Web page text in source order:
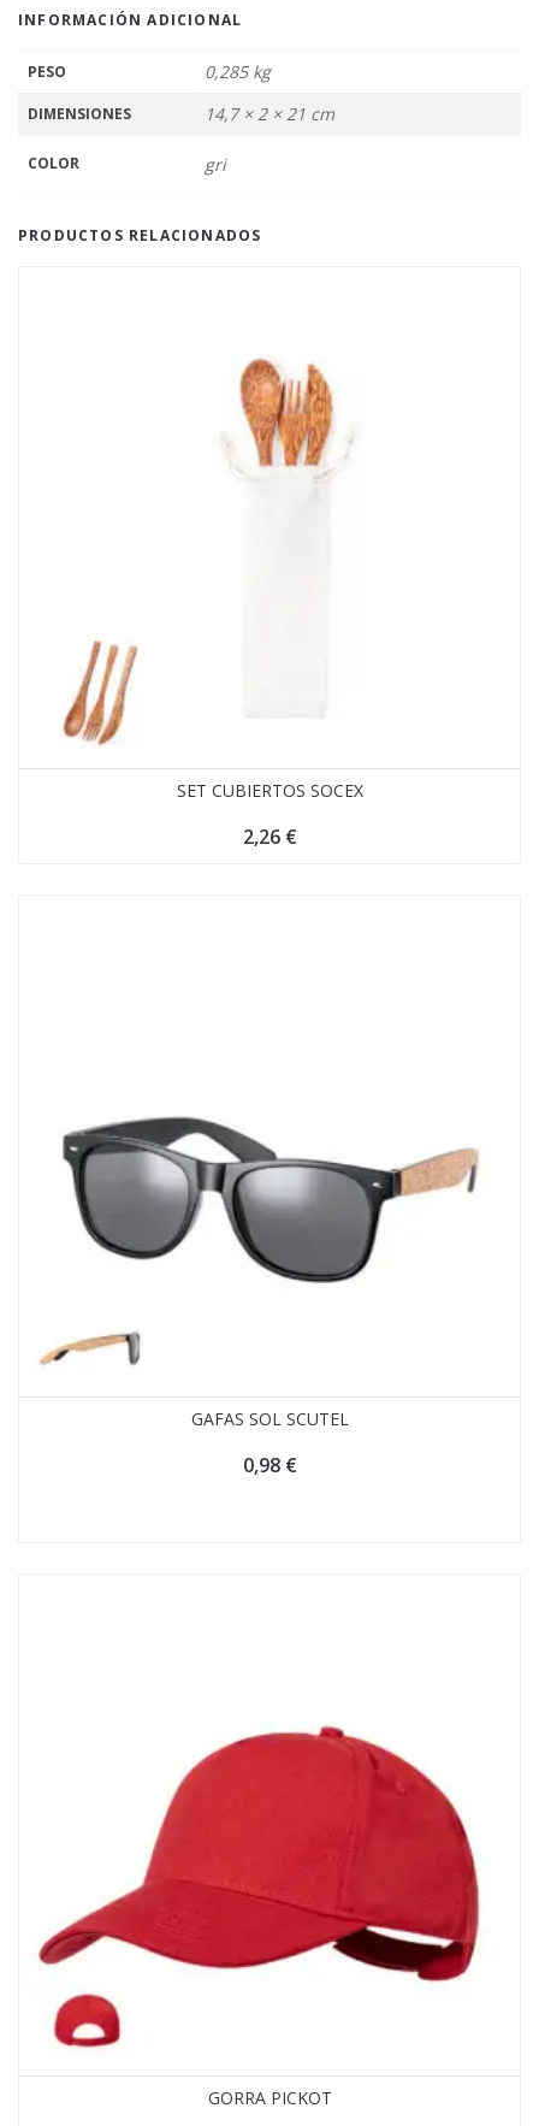
INFORMACIÓN ADICIONAL
PESO 0,285 kg
DIMENSIONES 14,7 × 2 × 21 cm
COLOR gri
PRODUCTOS RELACIONADOS
SET CUBIERTOS SOCEX
2,26 €
GAFAS SOL SCUTEL
0,98 €
GORRA PICKOT